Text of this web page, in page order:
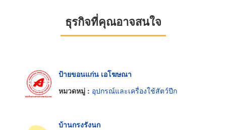
ธุรกิจที่คุณอาจสนใจ
ป้ายขอนแก่น เอโฆษณา
หมวดหมู่ : อุปกรณ์และเครื่องใช้สัตว์ปีก
บ้านกรงรังนก